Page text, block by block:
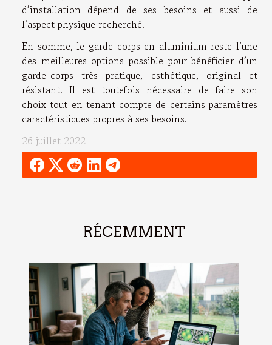
RÉCEMMENT
d’installation dépend de ses besoins et aussi de
l’aspect physique recherché.
En somme, le garde-corps en aluminium reste l’une
des meilleures options possible pour bénéficier d’un
garde-corps très pratique, esthétique, original et
résistant. Il est toutefois nécessaire de faire son
choix tout en tenant compte de certains paramètres
caractéristiques propres à ses besoins.
26 juillet 2022